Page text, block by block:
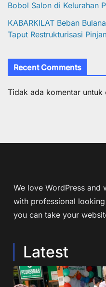
Bobol Salon di Kelurahan
KABARKILAT Beban
Taput Restrukturisasi
Recent Comments
Tidak ada komentar untuk
We love WordPress and
with professional
you can take your
Latest